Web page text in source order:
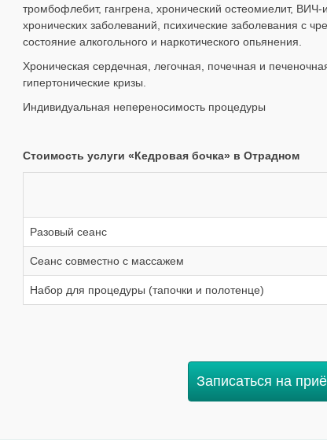
тромбофлебит, гангрена, хронический остеомиелит,
хронических заболеваний, психические заболевания с
состояние алкогольного и наркотического опьянения.
Хроническая сердечная, легочная, почечная и
гипертонические кризы.
Индивидуальная непереносимость процедуры
Стоимость услуги «Кедровая бочка» в Отрадном
Разовый сеанс
Сеанс совместно с массажем
Набор для процедуры (тапочки и полотенце)
Записаться на